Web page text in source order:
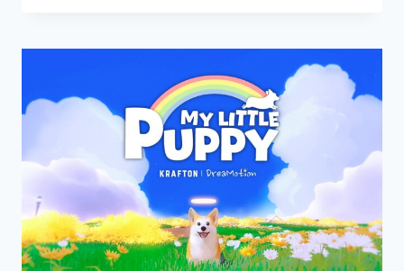
MIT
PROFESSIONAL
WOMEN’S
HOCKEY
LEAGUE
(PWHL)
FÜR
NHL
25
AN